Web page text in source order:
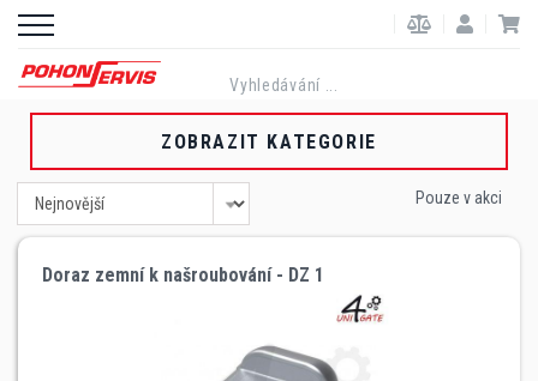
ZOBRAZIT KATEGORIE
Pouze v akci
Doraz zemní k našroubování - DZ 1